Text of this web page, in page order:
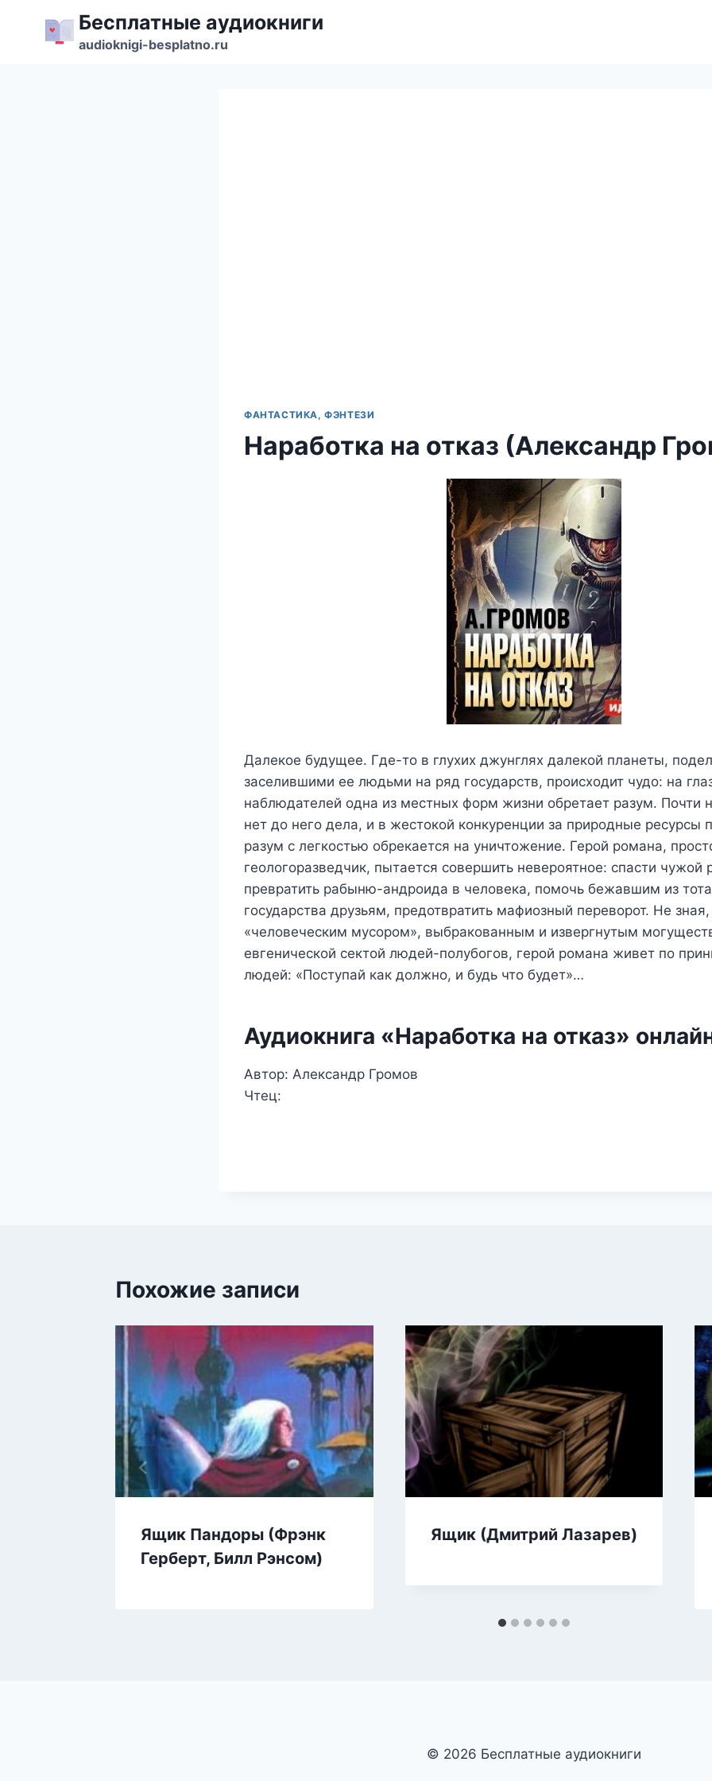
содержимому
Бесплатные аудиокниги
audioknigi-besplatno.ru
ФАНТАСТИКА, ФЭНТЕЗИ
Наработка на отказ (Александр
Далекое будущее. Где-то в глухих джунглях далекой планеты,
заселившими ее людьми на ряд государств, происходит чудо: на
наблюдателей одна из местных форм жизни обретает разум. Почти
нет до него дела, и в жестокой конкуренции за природные ресурсы
разум с легкостью обрекается на уничтожение. Герой романа,
геологоразведчик, пытается совершить невероятное: спасти чужой
превратить рабыню-андроида в человека, помочь бежавшим из
государства друзьям, предотвратить мафиозный переворот. Не
«человеческим мусором», выбракованным и извергнутым
евгенической сектой людей-полубогов, герой романа живет по
людей: «Поступай как должно, и будь что будет»…
Аудиокнига «Наработка на отказ»
Автор: Александр Громов
Чтец:
Похожие записи
Ящик Пандоры (Фрэнк
Герберт, Билл Рэнсом)
Ящик (Дмитрий Лазарев)
© 2026 Бесплатные аудиокниги